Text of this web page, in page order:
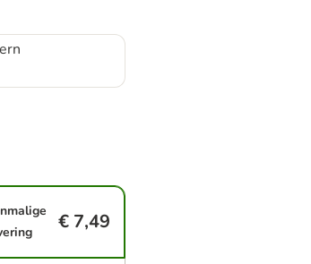
€ 7,49